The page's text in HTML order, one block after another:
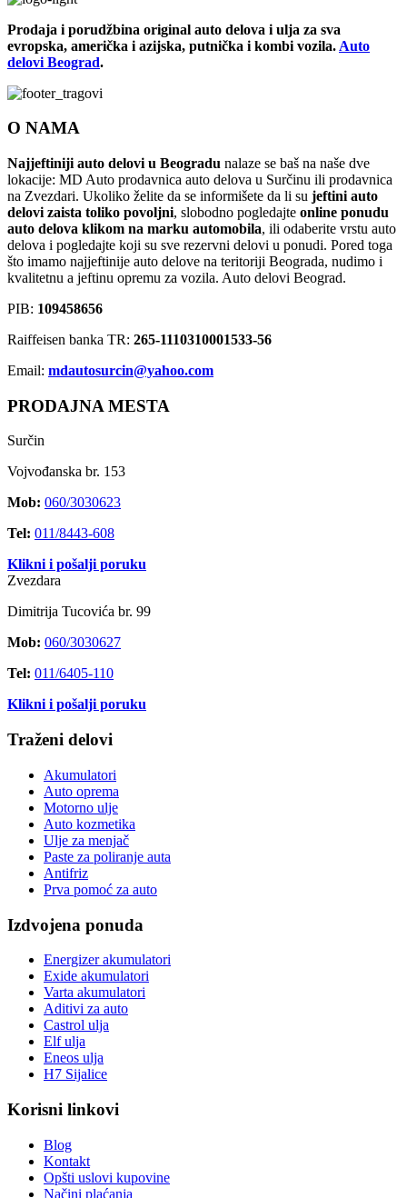
Prodaja i porudžbina original auto delova i ulja za sva
evropska, američka i azijska, putnička i kombi vozila. Auto
delovi Beograd.
O NAMA
Najjeftiniji auto delovi u Beogradu nalaze se baš na naše dve
lokacije: MD Auto prodavnica auto delova u Surčinu ili prodavnica
na Zvezdari. Ukoliko želite da se informišete da li su jeftini auto
delovi zaista toliko povoljni, slobodno pogledajte online ponudu
auto delova klikom na marku automobila, ili odaberite vrstu auto
delova i pogledajte koji su sve rezervni delovi u ponudi. Pored toga
što imamo najjeftinije auto delove na teritoriji Beograda, nudimo i
kvalitetnu a jeftinu opremu za vozila. Auto delovi Beograd.
PIB: 109458656
Raiffeisen banka TR: 265-1110310001533-56
Email: mdautosurcin@yahoo.com
PRODAJNA MESTA
Surčin
Vojvođanska br. 153
Mob: 060/3030623
Tel: 011/8443-608
Klikni i pošalji poruku
Zvezdara
Dimitrija Tucovića br. 99
Mob: 060/3030627
Tel: 011/6405-110
Klikni i pošalji poruku
Traženi delovi
Akumulatori
Auto oprema
Motorno ulje
Auto kozmetika
Ulje za menjač
Paste za poliranje auta
Antifriz
Prva pomoć za auto
Izdvojena ponuda
Energizer akumulatori
Exide akumulatori
Varta akumulatori
Aditivi za auto
Castrol ulja
Elf ulja
Eneos ulja
H7 Sijalice
Korisni linkovi
Blog
Kontakt
Opšti uslovi kupovine
Načini plaćanja